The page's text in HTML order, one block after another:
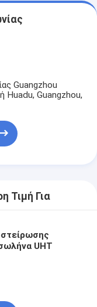
κονσερβοειδών
Guangzhou
Huadu, Guangzhou,
Τιμή Για
UHT